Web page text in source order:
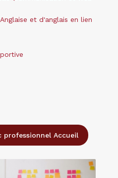
et d'anglais en lien
professionnel Accueil